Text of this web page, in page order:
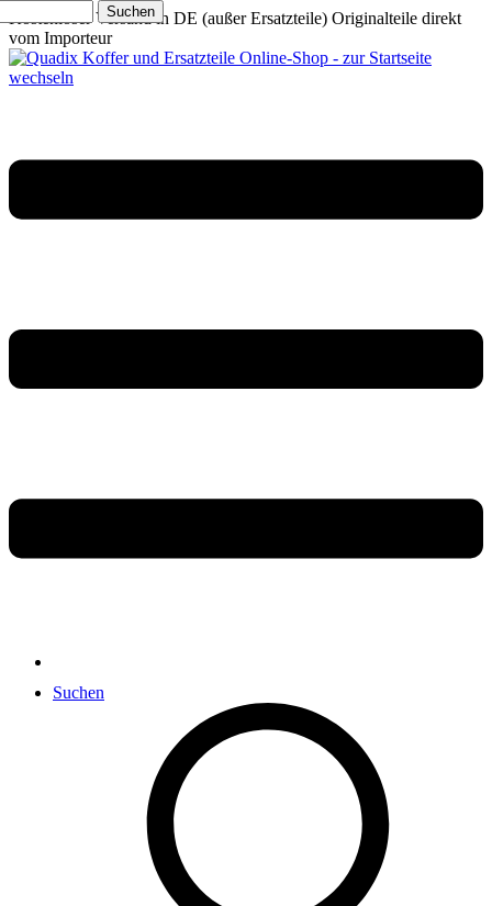
Kostenloser Versand in DE (außer Ersatzteile) Originalteile direkt
vom Importeur
Suchen
Suchen